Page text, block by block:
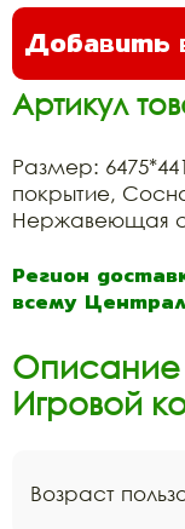
Добавить
Артикул
Размер:
покрытие,
Нержавеющая
Регион
всему
Описание
Игровой
Возраст